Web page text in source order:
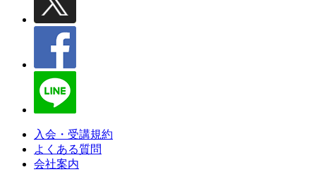
入会・受講規約
よくある質問
会社案内